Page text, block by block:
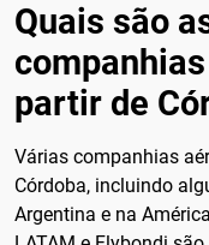
Quais são
partir de
Várias companhias
Córdoba, incluindo
Argentina e na